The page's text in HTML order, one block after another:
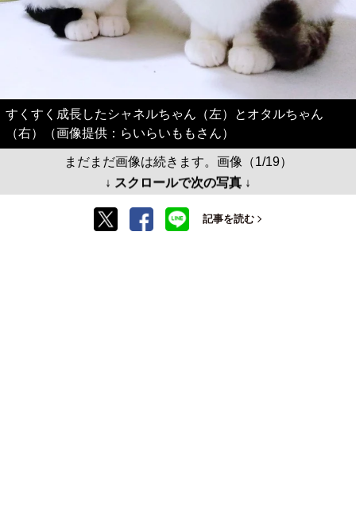
すくすく成長したシャネルちゃん（左）とオタルちゃん
（右）（画像提供：らいらいももさん）
まだまだ画像は続きます。画像（1/19）
↓ スクロールで次の写真 ↓
記事を読む